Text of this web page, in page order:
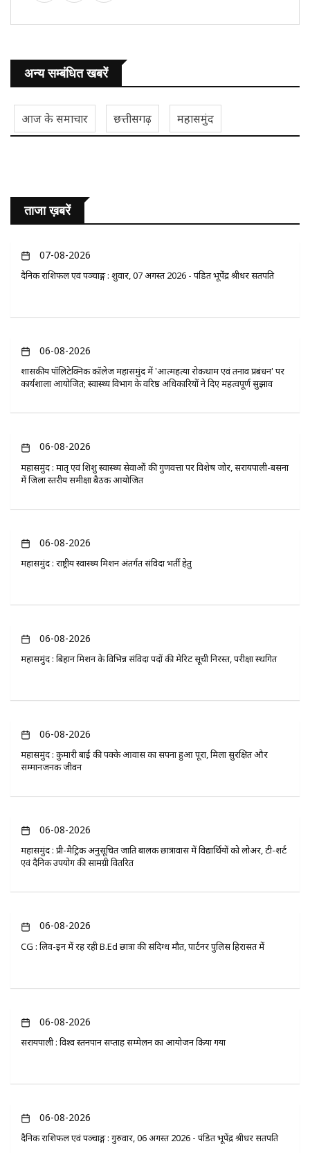
अन्य सम्बंधित खबरें
आज के समाचार छत्तीसगढ़ महासमुंद
ताजा ख़बरें
07-08-2026
दैनिक राशिफल एवं पञ्चाङ्ग : शुक्रवार, 07 अगस्त 2026 - पंडित भूपेंद्र श्रीधर सतपति
06-08-2026
​शासकीय पॉलिटेक्निक कॉलेज महासमुंद में 'आत्महत्या रोकथाम एवं तनाव प्रबंधन' पर
कार्यशाला आयोजित; स्वास्थ्य विभाग के वरिष्ठ अधिकारियों ने दिए महत्वपूर्ण सुझाव
06-08-2026
महासमुंद : मातृ एवं शिशु स्वास्थ्य सेवाओं की गुणवत्ता पर विशेष जोर, सरायपाली-बसना
में जिला स्तरीय समीक्षा बैठक आयोजित
06-08-2026
महासमुंद : राष्ट्रीय स्वास्थ्य मिशन अंतर्गत संविदा भर्ती हेतु
06-08-2026
महासमुंद : बिहान मिशन के विभिन्न संविदा पदों की मेरिट सूची निरस्त, परीक्षा स्थगित
06-08-2026
महासमुंद : कुमारी बाई की पक्के आवास का सपना हुआ पूरा, मिला सुरक्षित और
सम्मानजनक जीवन
06-08-2026
महासमुंद : प्री-मैट्रिक अनुसूचित जाति बालक छात्रावास में विद्यार्थियों को लोअर, टी-शर्ट
एवं दैनिक उपयोग की सामग्री वितरित
06-08-2026
CG : लिव-इन में रह रही B.Ed छात्रा की संदिग्ध मौत, पार्टनर पुलिस हिरासत में
06-08-2026
सरायपाली : विश्व स्तनपान सप्ताह सम्मेलन का आयोजन किया गया
06-08-2026
दैनिक राशिफल एवं पञ्चाङ्ग : गुरुवार, 06 अगस्त 2026 - पंडित भूपेंद्र श्रीधर सतपति